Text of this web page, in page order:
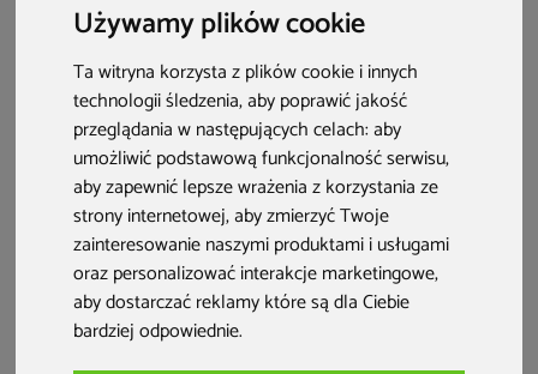
Używamy plików cookie
Ta witryna korzysta z plików cookie i innych
technologii śledzenia, aby poprawić jakość
przeglądania w następujących celach:aby
umożliwić podstawową funkcjonalność serwisu,
aby zapewnić lepsze wrażenia z korzystania ze
strony internetowej,aby zmierzyć Twoje
zainteresowanie naszymi produktami i usługami
oraz personalizować interakcje marketingowe,
aby dostarczać reklamy które są dla Ciebie
bardziej odpowiednie.
Krzesła ogrodowe aluminiowe
Jeśli chcesz cieszyć się dobrze zaprojektowaną strefą relaksu w swoim
ogrodzie, z pewnością staniesz przed wyzwaniem znalezienia
odpowiednich mebli ogrodowych. Nie tylko aspekty wizualne mają
znaczenie, gdyż panujące na zewnątrz czynniki atmosferyczne mogą
przyczynić się do szybkiego niszczenia zestawu wypoczynkowego.
Warto więc przed zakupem sprawdzić, czy meble zostały wykonane z
odpowiednich materiałów. Aluminiowe krzesła, sofy czy leżaki z
pewnością sprawdzą się w ogrodzie, na tarasie czy balkonie i będą
służyć domownikom przez wiele lat.
4 produkty